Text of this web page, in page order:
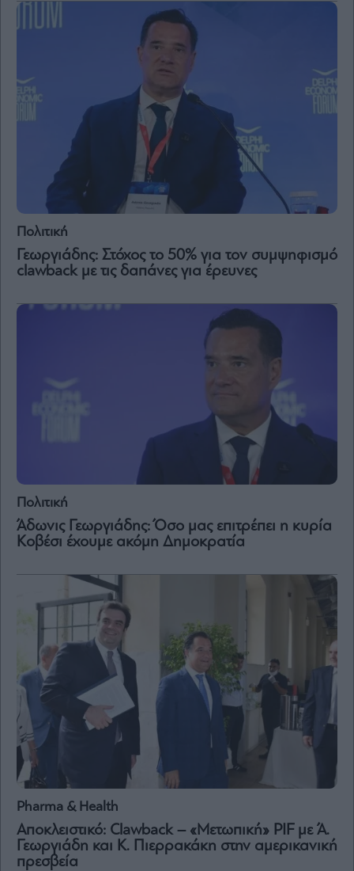
Πολιτική
Γεωργιάδης: Στόχος το 50% για τον συμψηφισμό
clawback με τις δαπάνες για έρευνες
Πολιτική
Άδωνις Γεωργιάδης: Όσο μας επιτρέπει η κυρία
Κοβέσι έχουμε ακόμη Δημοκρατία
Pharma & Health
Αποκλειστικό: Clawback – «Μετωπική» PIF με Ά.
Γεωργιάδη και Κ. Πιερρακάκη στην αμερικανική
πρεσβεία